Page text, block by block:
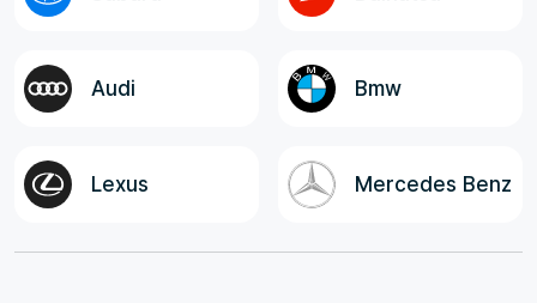
Audi Bmw
Lexus Mercedes Benz